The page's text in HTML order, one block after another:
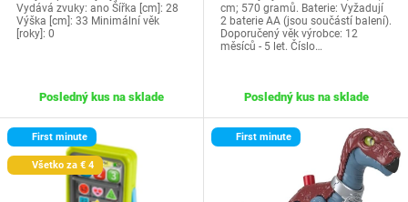
Vydává zvuky: ano Šířka [cm]: 28
Výška [cm]: 33 Minimální věk
[roky]: 0
Posledný kus na sklade
cm; 570 gramů. Baterie: Vyžadují
2 baterie AA (jsou součástí balení).
Doporučený věk výrobce: 12
měsíců - 5 let. Číslo…
Posledný kus na sklade
First minute
Všetko za € 4
First minute